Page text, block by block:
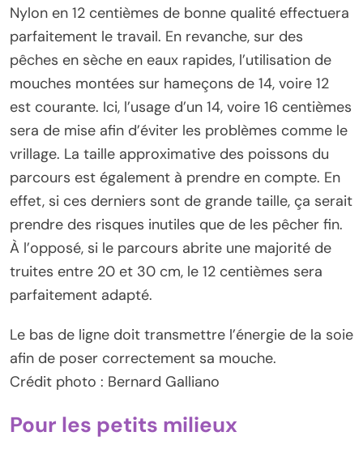
Nylon en 12 centièmes de bonne qualité effectuera
parfaitement le travail. En revanche, sur des
pêches en sèche en eaux rapides, l’utilisation de
mouches montées sur hameçons de 14, voire 12
est courante. Ici, l’usage d’un 14, voire 16 centièmes
sera de mise afin d’éviter les problèmes comme le
vrillage. La taille approximative des poissons du
parcours est également à prendre en compte. En
effet, si ces derniers sont de grande taille, ça serait
prendre des risques inutiles que de les pêcher fin.
À l’opposé, si le parcours abrite une majorité de
truites entre 20 et 30 cm, le 12 centièmes sera
parfaitement adapté.
Le bas de ligne doit transmettre l’énergie de la soie
afin de poser correctement sa mouche.
Crédit photo : Bernard Galliano
Pour les petits milieux